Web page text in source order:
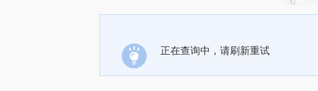
正在查询中，请刷新重试